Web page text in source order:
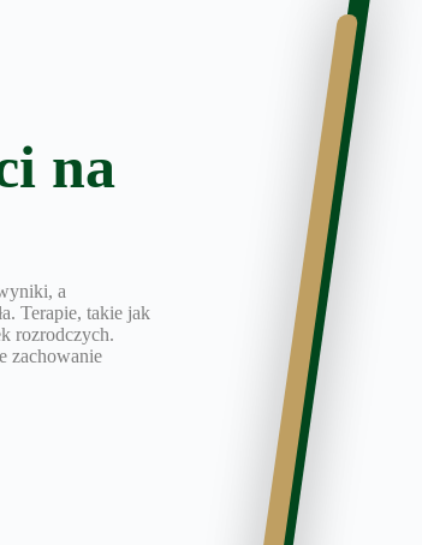
na
a
Terapie, takie jak
rozrodczych.
zachowanie